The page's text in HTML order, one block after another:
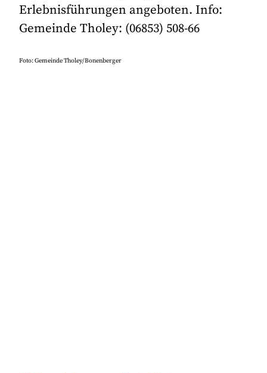
Erlebnisführungen angeboten. Info:
Gemeinde Tholey: (06853) 508-66
Foto: Gemeinde Tholey/Bonenberger